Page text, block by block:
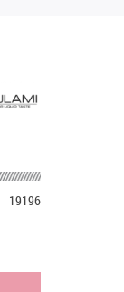
19196